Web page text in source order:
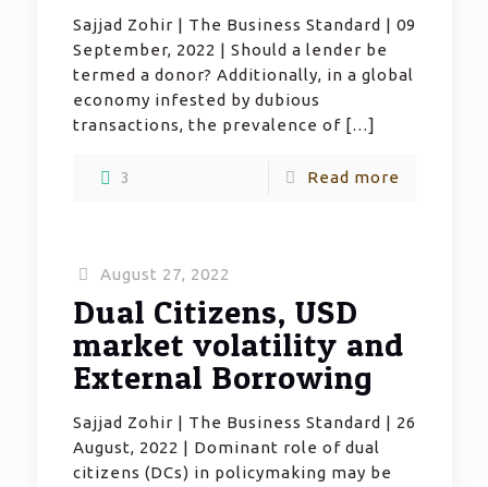
Sajjad Zohir | The Business Standard | 09
September, 2022 | Should a lender be
termed a donor? Additionally, in a global
economy infested by dubious
transactions, the prevalence of[…]
3 Read more
August 27, 2022
Dual Citizens, USD
market volatility and
External Borrowing
Sajjad Zohir | The Business Standard | 26
August, 2022 | Dominant role of dual
citizens (DCs) in policymaking may be